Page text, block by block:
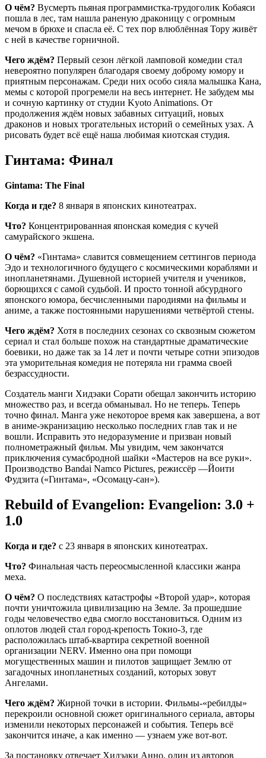
О чём? Вусмерть пьяная программистка-трудоголик Кобаяси
пошла в лес, там нашла раненую драконицу с огромным
мечом в брюхе и спасла её. С тех пор влюблённая Тору живёт
с ней в качестве горничной.
Чего ждём? Первый сезон лёгкой ламповой комедии стал
невероятно популярен благодаря своему доброму юмору и
приятным персонажам. Среди них особо сияла малышка Кана,
мемы с которой прогремели на весь интернет. Не забудем мы
и сочную картинку от студии Kyoto Animations. От
продолжения ждём новых забавных ситуаций, новых
драконов и новых трогательных историй о семейных узах. А
рисовать будет всё ещё наша любимая киотская студия.
Гинтама: Финал
Gintama: The Final
Когда и где? 8 января в японских кинотеатрах.
Что? Концентрированная японская комедия с кучей
самурайского экшена.
О чём? «Гинтама» славится совмещением сеттингов периода
Эдо и технологичного будущего с космическими кораблями и
инопланетянами. Душевной историей учителя и учеников,
борющихся с самой судьбой. И просто тонной абсурдного
японского юмора, бесчисленными пародиями на фильмы и
аниме, а также постоянными нарушениями четвёртой стены.
Чего ждём? Хотя в последних сезонах со сквозным сюжетом
сериал и стал больше похож на стандартные драматические
боевики, но даже так за 14 лет и почти четыре сотни эпизодов
эта уморительная комедия не потеряла ни грамма своей
безрассудности.
Создатель манги Хидэаки Сорати обещал закончить историю
множество раз, и всегда обманывал. Но не теперь. Теперь
точно финал. Манга уже некоторое время как завершена, а вот
в аниме-экранизацию несколько последних глав так и не
вошли. Исправить это недоразумение и призван новый
полнометражный фильм. Мы увидим, чем закончатся
приключения сумасбродной шайки «Мастеров на все руки».
Производство Bandai Namco Pictures, режиссёр —Йоити
Фудзита («Гинтама», «Осомацу-сан»).
Rebuild of Evangelion: Evangelion: 3.0 +
1.0
Когда и где? c 23 января в японских кинотеатрах.
Что? Финальная часть переосмысленной классики жанра
меха.
О чём? О последствиях катастрофы «Второй удар», которая
почти уничтожила цивилизацию на Земле. За прошедшие
годы человечество едва смогло восстановиться. Одним из
оплотов людей стал город-крепость Токио-3, где
расположилась штаб-квартира секретной военной
организации NERV. Именно она при помощи
могущественных машин и пилотов защищает Землю от
загадочных инопланетных созданий, которых зовут
Ангелами.
Чего ждём? Жирной точки в истории. Фильмы-«ребилды»
перекроили основной сюжет оригинального сериала, авторы
изменили некоторых персонажей и события. Теперь всё
закончится иначе, а как именно — узнаем уже вот-вот.
За постановку отвечает Хидэаки Анно, один из авторов